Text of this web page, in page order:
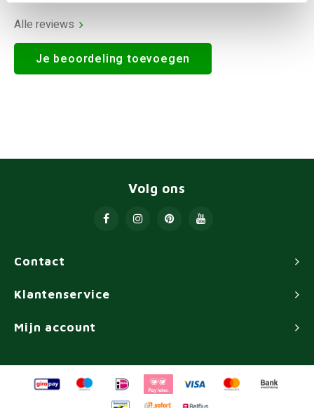
Alle reviews
Je beoordeling toevoegen
Contact
Volg ons
Klantenservice
Mijn account